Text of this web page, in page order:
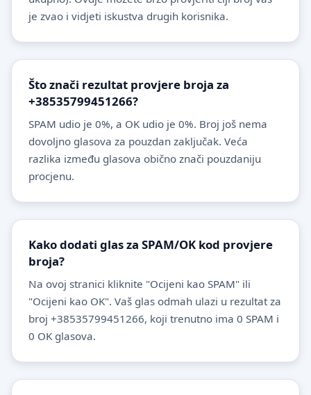
je zvao i vidjeti iskustva drugih korisnika.
Što znači rezultat provjere broja za
+38535799451266?
SPAM udio je 0%, a OK udio je 0%. Broj još nema
dovoljno glasova za pouzdan zaključak. Veća
razlika između glasova obično znači pouzdaniju
procjenu.
Kako dodati glas za SPAM/OK kod provjere
broja?
Na ovoj stranici kliknite "Ocijeni kao SPAM" ili
"Ocijeni kao OK". Vaš glas odmah ulazi u rezultat za
broj +38535799451266, koji trenutno ima 0 SPAM i
0 OK glasova.